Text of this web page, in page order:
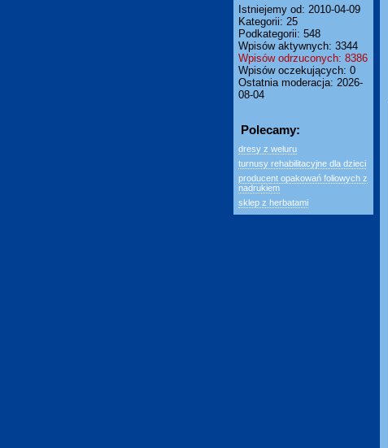
Istniejemy od: 2010-04-09
Kategorii: 25
Podkategorii: 548
Wpisów aktywnych: 3344
Wpisów odrzuconych: 8386
Wpisów oczekujących: 0
Ostatnia moderacja: 2026-
08-04
Polecamy:
dresy z weluru
turnusy rehabilitacyjne dla dzieci
producent opakowań foliowych z
nadrukiem
sklep z herbatami